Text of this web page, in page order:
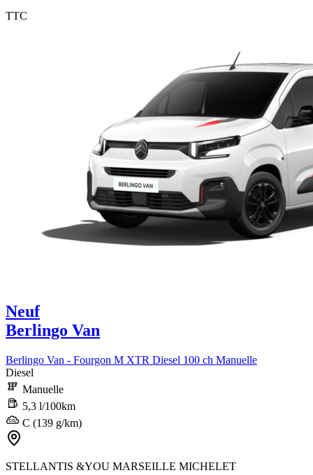
TTC
Neuf
Berlingo Van
Berlingo Van - Fourgon M XTR Diesel 100 ch Manuelle
Diesel
Manuelle
5,3 l/100km
C (139 g/km)
STELLANTIS &YOU MARSEILLE MICHELET